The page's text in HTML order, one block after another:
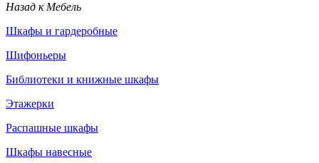
Назад к Мебель
Шкафы и гардеробные
Шифоньеры
Библиотеки и книжные шкафы
Этажерки
Распашные шкафы
Шкафы навесные